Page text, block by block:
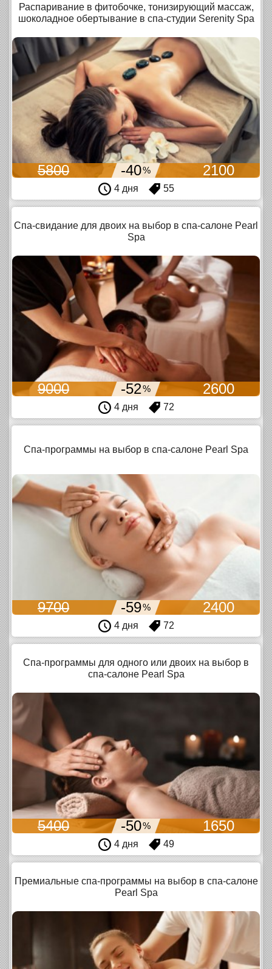
Распаривание в фитобочке, тонизирующий массаж,
шоколадное обертывание в спа-студии Serenity Spa
5800 -40% 2100
4 дня 55
Спа-свидание для двоих на выбор в спа-салоне Pearl
Spa
9000 -52% 2600
4 дня 72
Спа-программы на выбор в спа-салоне Pearl Spa
9700 -59% 2400
4 дня 72
Спа-программы для одного или двоих на выбор в
спа-салоне Pearl Spa
5400 -50% 1650
4 дня 49
Премиальные спа-программы на выбор в спа-салоне
Pearl Spa